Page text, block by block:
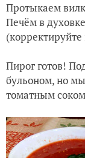
Протыкаем
Печём в
Пирог готов!
бульоном, но
томатным